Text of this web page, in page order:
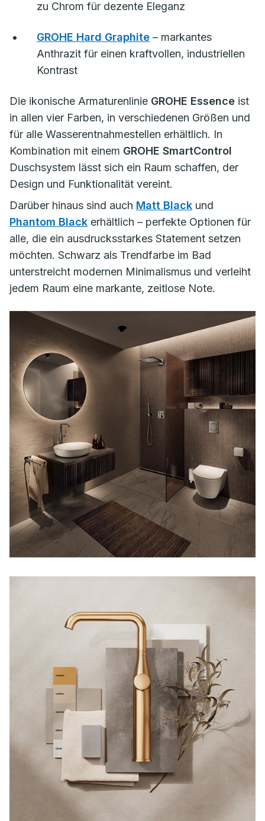
zu Chrom für dezente Eleganz
GROHE Hard Graphite – markantes
Anthrazit für einen kraftvollen, industriellen
Kontrast
Die ikonische Armaturenlinie GROHE Essence ist
in allen vier Farben, in verschiedenen Größen und
für alle Wasserentnahmestellen erhältlich. In
Kombination mit einem GROHE SmartControl
Duschsystem lässt sich ein Raum schaffen, der
Design und Funktionalität vereint.
Darüber hinaus sind auch Matt Black und
Phantom Black erhältlich – perfekte Optionen für
alle, die ein ausdrucksstarkes Statement setzen
möchten. Schwarz als Trendfarbe im Bad
unterstreicht modernen Minimalismus und verleiht
jedem Raum eine markante, zeitlose Note.